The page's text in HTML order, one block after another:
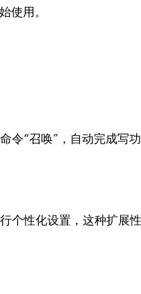
使用。
令“召唤”，自动完成写
个性化设置，这种扩展